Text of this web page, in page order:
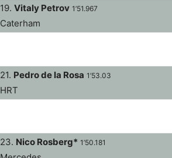
19. Vitaly Petrov 1’51.967
Caterham
21. Pedro de la Rosa 1’53.03
HRT
23. Nico Rosberg* 1’50.181